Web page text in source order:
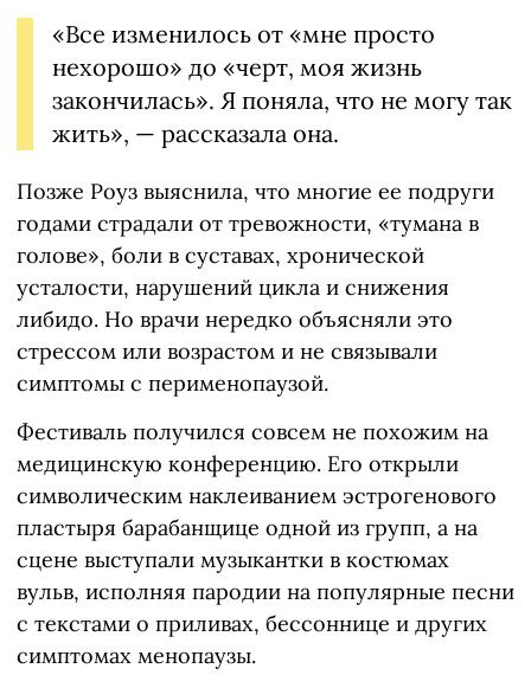
«Все изменилось от «мне просто
нехорошо» до «черт, моя жизнь
закончилась». Я поняла, что не могу так
жить», — рассказала она.
Позже Роуз выяснила, что многие ее подруги
годами страдали от тревожности, «тумана в
голове», боли в суставах, хронической
усталости, нарушений цикла и снижения
либидо. Но врачи нередко объясняли это
стрессом или возрастом и не связывали
симптомы с перименопаузой.
Фестиваль получился совсем не похожим на
медицинскую конференцию. Его открыли
символическим наклеиванием эстрогенового
пластыря барабанщице одной из групп, а на
сцене выступали музыкантки в костюмах
вульв, исполняя пародии на популярные песни
с текстами о приливах, бессоннице и других
симптомах менопаузы.